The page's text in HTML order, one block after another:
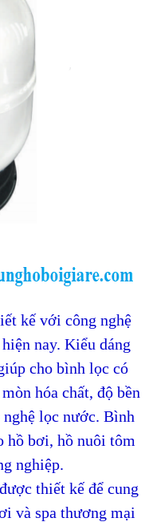
kế với công nghệ
nay. Kiểu dáng
cho bình lọc có
hóa chất, độ bền
lọc nước. Bình
hồ bơi, hồ nuôi tôm
nghiệp.
thiết kế để cung
và spa thương mại